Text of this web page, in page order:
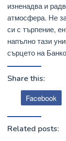
изненадва и
атмосфера. Не
си с търпение,
напълно тази
сърцето на
Share this:
Facebook
Related posts: